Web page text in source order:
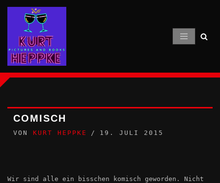
Inhalt
springen
COMISCH
VON KURT HEPPKE 19. JULI 2015
Wir sind alle ein bisschen komisch geworden. Nicht